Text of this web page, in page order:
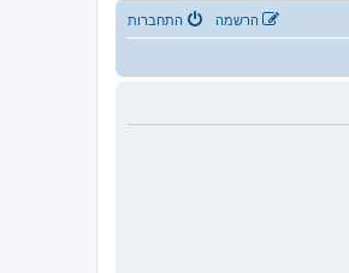
התחברות הרשמה